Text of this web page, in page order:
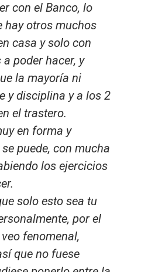
con el Banco, lo
hay otros muchos
casa y solo con
poder hacer, y
la mayoría ni
y disciplina y a los 2
el trastero.
en forma y
puede, con mucha
los ejercicios
solo esto sea tu
por el
fenomenal,
que no fuese